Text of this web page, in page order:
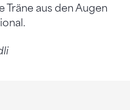
Träne aus den Augen